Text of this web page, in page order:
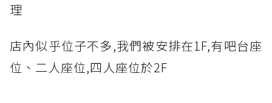
理
店內似乎位子不多,我們被安排在1F,有吧台座
位、二人座位,四人座位於2F